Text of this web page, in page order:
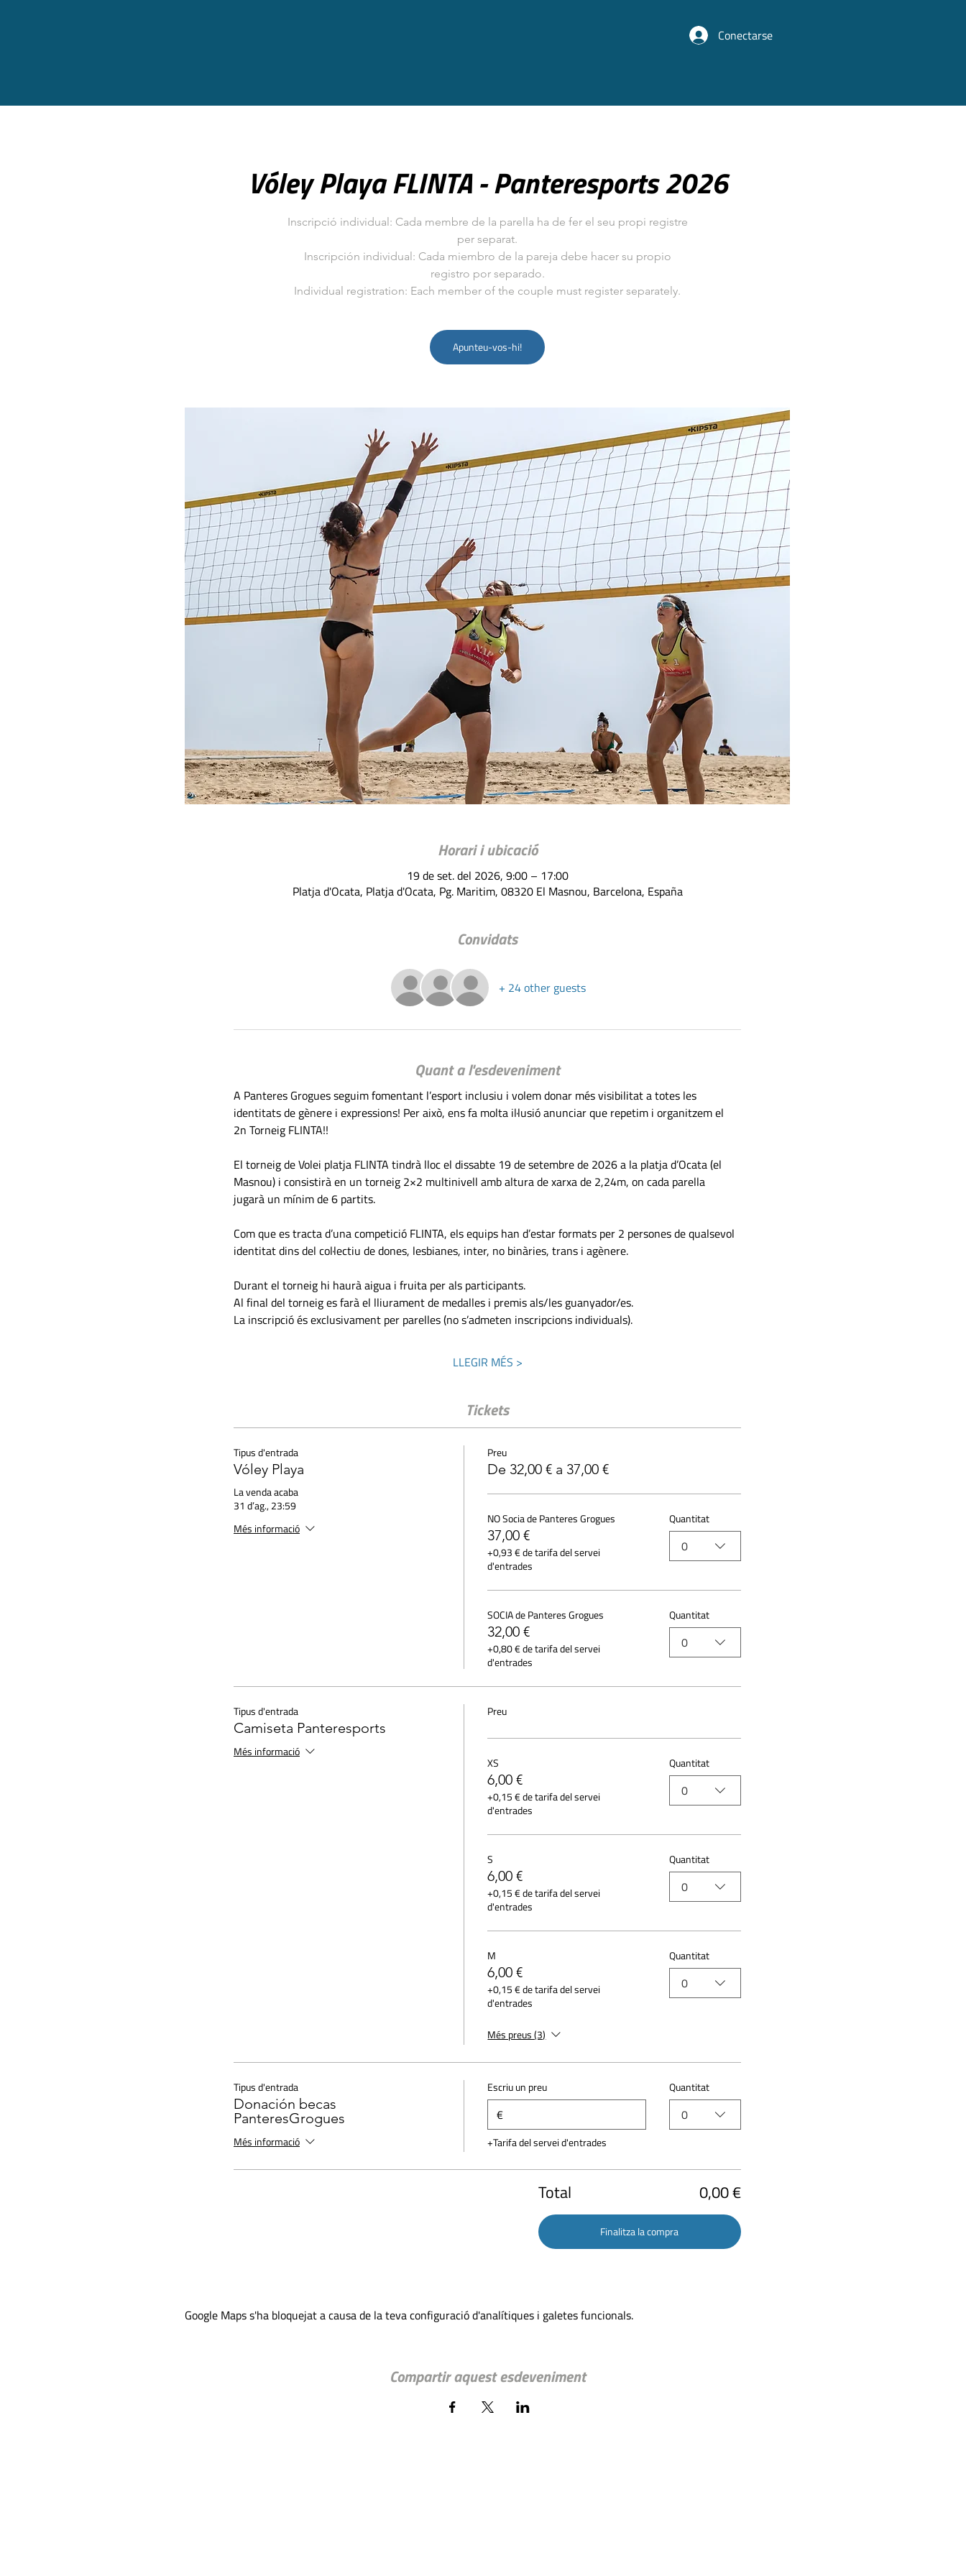
Conectarse
Vóley Playa FLINTA - Panteresports 2026
Inscripció individual: Cada membre de la parella ha de fer el seu propi registre
per separat.
Inscripción individual: Cada miembro de la pareja debe hacer su propio
registro por separado.
Individual registration: Each member of the couple must register separately.
Apunteu-vos-hi!
Horari i ubicació
19 de set. del 2026, 9:00 – 17:00
Platja d'Ocata, Platja d'Ocata, Pg. Maritim, 08320 El Masnou, Barcelona, España
Convidats
+ 24 other guests
Quant a l'esdeveniment
A Panteres Grogues seguim fomentant l’esport inclusiu i volem donar més visibilitat a totes les
identitats de gènere i expressions! Per això, ens fa molta il·lusió anunciar que repetim i organitzem el
2n Torneig FLINTA!!
El torneig de Volei platja FLINTA tindrà lloc el dissabte 19 de setembre de 2026 a la platja d’Ocata (el
Masnou) i consistirà en un torneig 2×2 multinivell amb altura de xarxa de 2,24m, on cada parella
jugarà un mínim de 6 partits.
Com que es tracta d’una competició FLINTA, els equips han d’estar formats per 2 persones de qualsevol
identitat dins del col·lectiu de dones, lesbianes, inter, no binàries, trans i agènere.
Durant el torneig hi haurà aigua i fruita per als participants.
Al final del torneig es farà el lliurament de medalles i premis als/les guanyador/es.
La inscripció és exclusivament per parelles (no s’admeten inscripcions individuals).
LLEGIR MÉS >
Tickets
Tipus d'entrada
Vóley Playa
La venda acaba
31 d’ag., 23:59
Més informació
Preu
De 32,00 € a 37,00 €
NO Socia de Panteres Grogues
37,00 €
+0,93 € de tarifa del servei
d'entrades
Quantitat
0
SOCIA de Panteres Grogues
32,00 €
+0,80 € de tarifa del servei
d'entrades
Quantitat
0
Tipus d'entrada
Camiseta Panteresports
Més informació
Preu
XS
6,00 €
+0,15 € de tarifa del servei
d'entrades
Quantitat
0
S
6,00 €
+0,15 € de tarifa del servei
d'entrades
Quantitat
0
M
6,00 €
+0,15 € de tarifa del servei
d'entrades
Quantitat
0
Més preus (3)
Tipus d'entrada
Donación becas
PanteresGrogues
Més informació
Escriu un preu
€
+Tarifa del servei d'entrades
Quantitat
0
Total 0,00 €
Finalitza la compra
Google Maps s'ha bloquejat a causa de la teva configuració d'analítiques i galetes funcionals.
Compartir aquest esdeveniment